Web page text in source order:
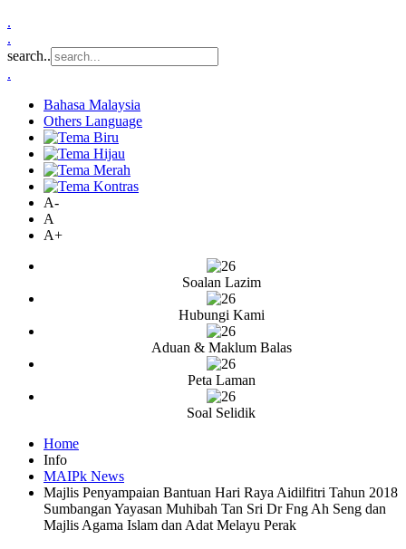
.
.
search..
.
Bahasa Malaysia
Others Language
A-
A
A+
Soalan Lazim
Hubungi Kami
Aduan & Maklum Balas
Peta Laman
Soal Selidik
Home
Info
MAIPk News
Majlis Penyampaian Bantuan Hari Raya Aidilfitri Tahun 2018
Sumbangan Yayasan Muhibah Tan Sri Dr Fng Ah Seng dan
Majlis Agama Islam dan Adat Melayu Perak